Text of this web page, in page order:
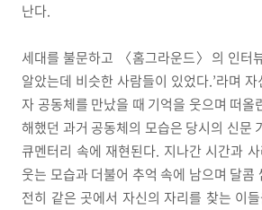
난다.
세대를 불문하고 〈홈그라운드〉의 인터
알았는데 비슷한 사람들이 있었다.’라며
자 공동체를 만났을 때 기억을 웃으며 떠올
해했던 과거 공동체의 모습은 당시의 신문
큐멘터리 속에 재현된다. 지나간 시간과
웃는 모습과 더불어 추억 속에 남으며 달콤
전히 같은 곳에서 자신의 자리를 찾는 이